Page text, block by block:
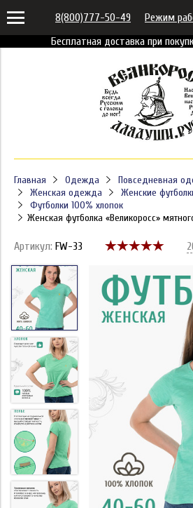
Бесплатная доставка при
8(800)777-50-49 Режим
Главная Одежда
Повседневная
Женская одежда
Женские
Футболки 100% хлопок
Женская футболка «Великоросс»
Артикул: FW-33